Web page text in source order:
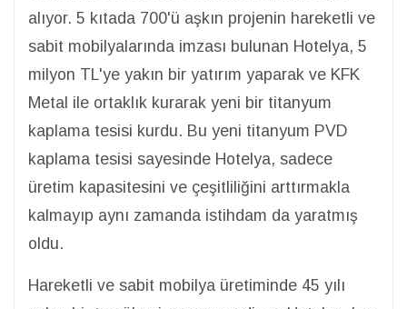
alıyor. 5 kıtada 700'ü aşkın projenin hareketli ve
sabit mobilyalarında imzası bulunan Hotelya, 5
milyon TL'ye yakın bir yatırım yaparak ve KFK
Metal ile ortaklık kurarak yeni bir titanyum
kaplama tesisi kurdu. Bu yeni titanyum PVD
kaplama tesisi sayesinde Hotelya, sadece
üretim kapasitesini ve çeşitliliğini arttırmakla
kalmayıp aynı zamanda istihdam da yaratmış
oldu.
Hareketli ve sabit mobilya üretiminde 45 yılı